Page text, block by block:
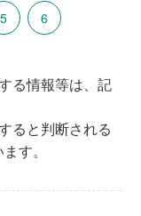
5 6
る情報等は、記
ると判断される
す。